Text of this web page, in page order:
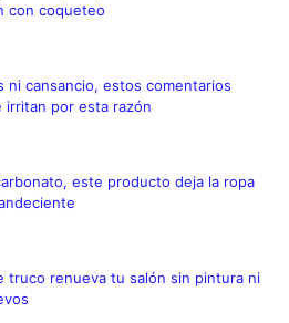
con coqueteo
ni cansancio, estos comentarios
irritan por esta razón
este producto deja la ropa
truco renueva tu salón sin pintura ni